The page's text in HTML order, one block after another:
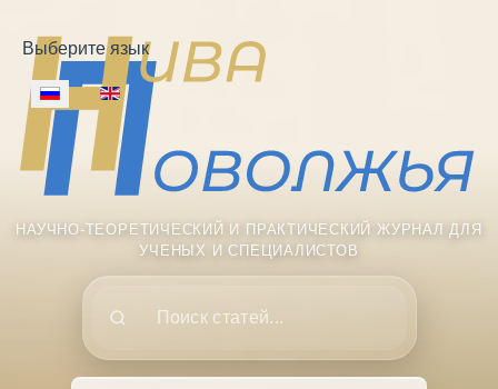
Выберите язык
НАУЧНО-ТЕОРЕТИЧЕСКИЙ И ПРАКТИЧЕСКИЙ ЖУРНАЛ ДЛЯ
УЧЕНЫХ И СПЕЦИАЛИСТОВ